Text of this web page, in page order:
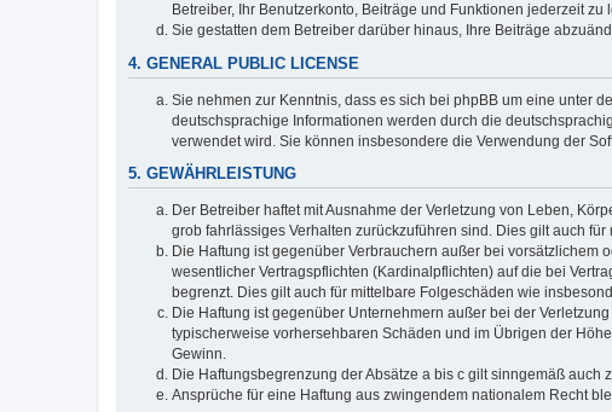
Betreiber, Ihr Benutzerkonto, Beiträge und Funktionen jederzeit zu
Sie gestatten dem Betreiber darüber hinaus, Ihre Beiträge
4. GENERAL PUBLIC LICENSE
Sie nehmen zur Kenntnis, dass es sich bei phpBB um eine unter der
deutschsprachige Informationen werden durch die
verwendet wird. Sie können insbesondere die Verwendung der
5. GEWÄHRLEISTUNG
Der Betreiber haftet mit Ausnahme der Verletzung von Leben,
grob fahrlässiges Verhalten zurückzuführen sind. Dies gilt auch
Die Haftung ist gegenüber Verbrauchern außer bei vorsätzlichem
wesentlicher Vertragspflichten (Kardinalpflichten) auf die bei
begrenzt. Dies gilt auch für mittelbare Folgeschäden wie
Die Haftung ist gegenüber Unternehmern außer bei der
typischerweise vorhersehbaren Schäden und im Übrigen der
Gewinn.
Die Haftungsbegrenzung der Absätze a bis c gilt sinngemäß
Ansprüche für eine Haftung aus zwingendem nationalem Recht